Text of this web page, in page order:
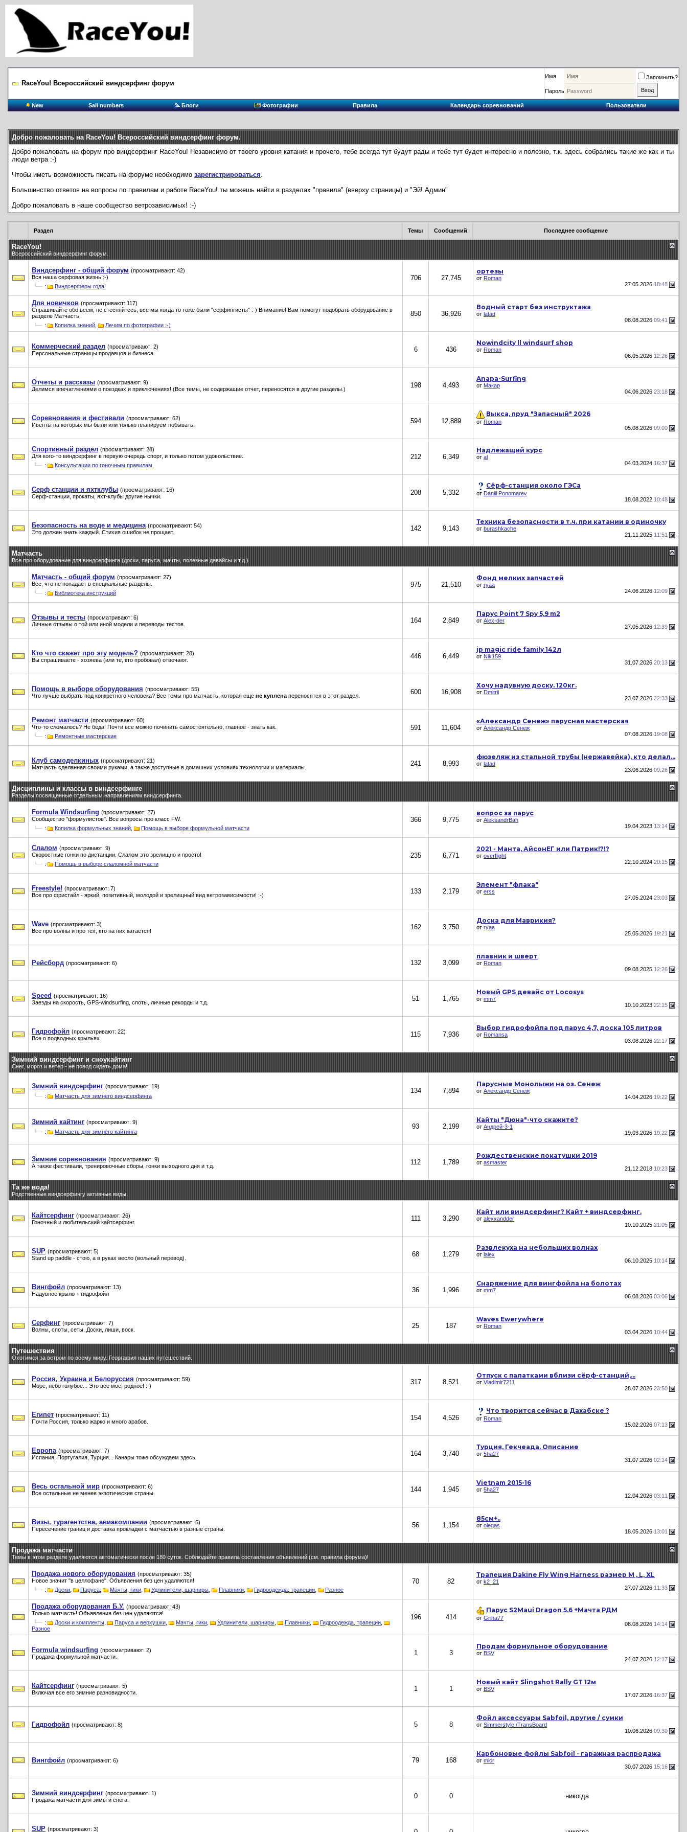
RaceYou! Всероссийский виндсерфинг форум
Имя Запомнить?
Пароль
New Sail numbers Блоги Фотографии Правила Календарь соревнований Пользователи
Добро пожаловать на RaceYou! Всероссийский виндсерфинг форум.
Добро пожаловать на форум про виндсерфинг RaceYou! Независимо от твоего уровня катания и прочего, тебе всегда тут будут рады и тебе тут будет интересно и полезно, т.к. здесь собрались такие же как и ты
люди ветра :-)
Чтобы иметь возможность писать на форуме необходимо зарегистрироваться.
Большинство ответов на вопросы по правилам и работе RaceYou! ты можешь найти в разделах "правила" (вверху страницы) и "Эй! Админ"
Добро пожаловать в наше сообщество ветрозависимых! :-)
Раздел Темы Сообщений Последнее сообщение
RaceYou!
Всероссийский виндсерфинг форум.
Виндсерфинг - общий форум (просматривают: 42)
Вся наша серфовая жизнь :-)
:
Виндсерферы года!
706 27,745
ортезы
от Roman
27.05.2026 18:48
Для новичков (просматривают: 117)
Спрашивайте обо всем, не стесняйтесь, все мы когда то тоже были "серфингисты" :-) Внимание! Вам помогут подобрать оборудование в
разделе Матчасть.
:
Копилка знаний Лечим по фотографии :-)
850 36,926
Водный старт без инструктажа
от latad
08.08.2026 09:41
Коммерческий раздел (просматривают: 2)
Персональные страницы продавцов и бизнеса.
6 436
Nowindcity ll windsurf shop
от Roman
06.05.2026 12:26
Отчеты и рассказы (просматривают: 9)
Делимся впечатлениями о поездках и приключениях! (Все темы, не содержащие отчет, переносятся в другие разделы.)
198 4,493
Anapa-Surfing
от Макар
04.06.2026 23:18
Соревнования и фестивали (просматривают: 62)
Ивенты на которых мы были или только планируем побывать.
594 12,889
Выкса, пруд "Запасный" 2026
от Roman
05.08.2026 09:00
Спортивный раздел (просматривают: 28)
Для кого-то виндсерфинг в первую очередь спорт, и только потом удовольствие.
:
Консультации по гоночным правилам
212 6,349
Надлежащий курс
от al
04.03.2024 16:37
Серф станции и яхтклубы (просматривают: 16)
Серф-станции, прокаты, яхт-клубы другие нычки.
208 5,332
Сёрф-станция около ГЭСа
от Daniil Ponomarev
18.08.2022 10:48
Безопасность на воде и медицина (просматривают: 54)
Это должен знать каждый. Стихия ошибок не прощает.
142 9,143
Техника безопасности в т.ч. при катании в одиночку
от burashkache
21.11.2025 11:51
Матчасть
Все про оборудование для виндсерфинга (доски, паруса, мачты, полезные девайсы и т.д.)
Матчасть - общий форум (просматривают: 27)
Все, что не попадает в специальные разделы.
:
Библиотека инструкций
975 21,510
Фонд мелких запчастей
от ryaa
24.06.2026 12:09
Отзывы и тесты (просматривают: 6)
Личные отзывы о той или иной модели и переводы тестов.
164 2,849
Парус Point 7 Spy 5,9 m2
от Alex-der
27.05.2026 12:39
Кто что скажет про эту модель? (просматривают: 28)
Вы спрашиваете - хозяева (или те, кто пробовал) отвечают.
446 6,449
jp magic ride family 142л
от Nik159
31.07.2026 20:13
Помощь в выборе оборудования (просматривают: 55)
Что лучше выбрать под конкретного человека? Все темы про матчасть, которая еще не куплена переносятся в этот раздел. 600 16,908
Хочу надувную доску. 120кг.
от Dmitrii
23.07.2026 22:33
Ремонт матчасти (просматривают: 60)
Что-то сломалось? Не беда! Почти все можно починить самостоятельно, главное - знать как.
:
Ремонтные мастерские
591 11,604
«Александр Сенеж» парусная мастерская
от Александр Сенеж
07.08.2026 19:08
Клуб самоделкиных (просматривают: 21)
Матчасть сделанная своими руками, а также доступные в домашних условиях технологии и материалы.
241 8,993
фюзеляж из стальной трубы (нержавейка), кто делал...
от latad
23.06.2026 09:26
Дисциплины и классы в виндсерфинге
Разделы посвященные отдельным направлениям виндсерфинга.
Formula Windsurfing (просматривают: 27)
Сообщество "формулистов". Все вопросы про класс FW.
:
Копилка формульных знаний Помощь в выборе формульной матчасти
366 9,775
вопрос за парус
от AleksandrBah
19.04.2023 13:14
Слалом (просматривают: 9)
Скоростные гонки по дистанции. Слалом это зрелищно и просто!
:
Помощь в выборе слаломной матчасти
235 6,771
2021 - Манта, АйсонЕГ или Патрик!?!?
от overflight
22.10.2024 20:15
Freestyle! (просматривают: 7)
Все про фристайл - яркий, позитивный, молодой и зрелищный вид ветрозависимости! :-)
133 2,179
Элемент "флака"
от erss
27.05.2024 23:03
Wave (просматривают: 3)
Все про волны и про тех, кто на них катается!
162 3,750
Доска для Маврикия?
от ryaa
25.05.2026 19:21
Рейсборд (просматривают: 6) 132 3,099
плавник и шверт
от Roman
09.08.2025 12:26
Speed (просматривают: 16)
Заезды на скорость, GPS-windsurfing, споты, личные рекорды и т.д.
51 1,765
Новый GPS девайс от Locosys
от mm7
10.10.2023 22:15
Гидрофойл (просматривают: 22)
Все о подводных крыльях
115 7,936
Выбор гидрофойла под парус 4,7, доска 105 литров
от Romansa
03.08.2026 22:17
Зимний виндсерфинг и сноукайтинг
Снег, мороз и ветер - не повод сидеть дома!
Зимний виндсерфинг (просматривают: 19)
:
Матчасть для зимнего виндсерфинга
134 7,894
Парусные Монолыжи на оз. Сенеж
от Александр Сенеж
14.04.2026 19:22
Зимний кайтинг (просматривают: 9)
:
Матчасть для зимнего кайтинга
93 2,199
Кайты "Дюна"-что скажите?
от Андрей-3-1
19.03.2026 19:22
Зимние соревнования (просматривают: 9)
А также фестивали, тренировочные сборы, гонки выходного дня и т.д.
112 1,789
Рождественские покатушки 2019
от asmaster
21.12.2018 10:23
Та же вода!
Родственные виндсерфингу активные виды.
Кайтсерфинг (просматривают: 26)
Гоночный и любительский кайтсерфинг.
111 3,290
Кайт или виндсерфинг? Кайт + виндсерфинг.
от alexxandder
10.10.2025 21:05
SUP (просматривают: 5)
Stand up paddle - стою, а в руках весло (вольный перевод).
68 1,279
Развлекуха на небольших волнах
от lalex
06.10.2025 10:14
Вингфойл (просматривают: 13)
Надувное крыло + гидрофойл
36 1,996
Снаряжение для вингфойла на болотах
от mm7
06.08.2026 03:06
Серфинг (просматривают: 7)
Волны, споты, сеты. Доски, лиши, воск.
25 187
Waves Ewerywhere
от Roman
03.04.2026 10:44
Путешествия
Охотимся за ветром по всему миру. Георгафия наших путешествий.
Россия, Украина и Белоруссия (просматривают: 59)
Море, небо голубое... Это все мое, родное! :-)
317 8,521
Отпуск с палатками вблизи сёрф-станций,...
от Vladimir7211
28.07.2026 23:50
Египет (просматривают: 11)
Почти Россия, только жарко и много арабов.
154 4,526
Что творится сейчас в Дахабске ?
от Roman
15.02.2026 07:13
Европа (просматривают: 7)
Испания, Португалия, Турция... Канары тоже обсуждаем здесь.
164 3,740
Турция, Гекчеада. Описание
от 5ha27
31.07.2026 02:14
Весь остальной мир (просматривают: 6)
Все остальные не менее экзотические страны.
144 1,945
Vietnam 2015-16
от 5ha27
12.04.2026 03:11
Визы, турагентства, авиакомпании (просматривают: 6)
Пересечение границ и доставка прокладки с матчастью в разные страны.
56 1,154
85см+..
от olegas
18.05.2026 13:01
Продажа матчасти
Темы в этом разделе удаляются автоматически после 180 суток. Соблюдайте правила составления объявлений (см. правила форума)!
Продажа нового оборудования (просматривают: 35)
Новое значит "в целлофане". Объявления без цен удаляются!
:
Доски Паруса Мачты, гики Удлинители, шарниры Плавники Гидроодежда, трапеции Разное
70 82
Трапеция Dakine Fly Wing Harness размер M , L, XL
от k2_21
27.07.2026 11:33
Продажа оборудования Б.У. (просматривают: 43)
Только матчасть! Объявления без цен удаляются!
:
Доски и комплекты Паруса и верхушки Мачты, гики Удлинители, шарниры Плавники Гидроодежда, трапеции
Разное
196 414
Парус S2Maui Dragon 5.6 +Мачта РДМ
от Griha77
08.08.2026 14:14
Formula windsurfing (просматривают: 2)
Продажа формульной матчасти.
1 3
Продам формульное оборудование
от BSV
24.07.2026 12:17
Кайтсерфинг (просматривают: 5)
Включая все его зимние разновидности.
1 1
Новый кайт Slingshot Rally GT 12м
от BSV
17.07.2026 16:37
Гидрофойл (просматривают: 8) 5 8
Фойл аксессуары Sabfoil, другие / сумки
от Simmerstyle /TransBoard
10.06.2026 09:30
Вингфойл (просматривают: 6) 79 168
Карбоновые фойлы Sabfoil - гаражная распродажа
от micr
30.07.2026 15:16
Зимний виндсерфинг (просматривают: 1)
Продажа матчасти для зимы и снега.
0 0 никогда
SUP (просматривают: 3)